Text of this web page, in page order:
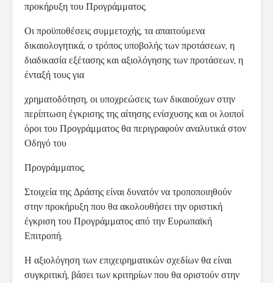
προκήρυξη του Προγράμματος.
Οι προϋποθέσεις συμμετοχής, τα απαιτούμενα
δικαιολογητικά, ο τρόπος υποβολής των προτάσεων, η
διαδικασία εξέτασης και αξιολόγησης των προτάσεων, η
ένταξή τους για
χρηματοδότηση, οι υποχρεώσεις των δικαιούχων στην
περίπτωση έγκρισης της αίτησης ενίσχυσης και οι λοιποί
όροι του Προγράμματος θα περιγραφούν αναλυτικά στον
Οδηγό του
Προγράμματος.
Στοιχεία της Δράσης είναι δυνατόν να τροποποιηθούν
στην προκήρυξη που θα ακολουθήσει την οριστική
έγκριση του Προγράμματος από την Ευρωπαϊκή
Επιτροπή.
Η αξιολόγηση των επιχειρηματικών σχεδίων θα είναι
συγκριτική, βάσει των κριτηρίων που θα οριστούν στην